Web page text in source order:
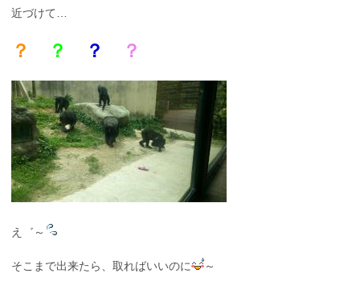
近づけて…
？ ？ ？ ？
え゛～
そこまで出来たら、取ればいいのに ～